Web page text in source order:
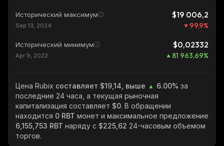
Исторический максимум $19 006,2
Sep 13, 2024 99,9%
Исторический минимум $0,02332
Apr 9, 2022 81 963,69%
Цена Rubix составляет $19,14, выше 6.00% за
последние 24 часа, а текущая рыночная
капитализация составляет $0. В обращении
находится 0 RBT монет и максимальное предложение
6,155,753 RBT наряду с $225,62 24-часовым объемом
торгов.